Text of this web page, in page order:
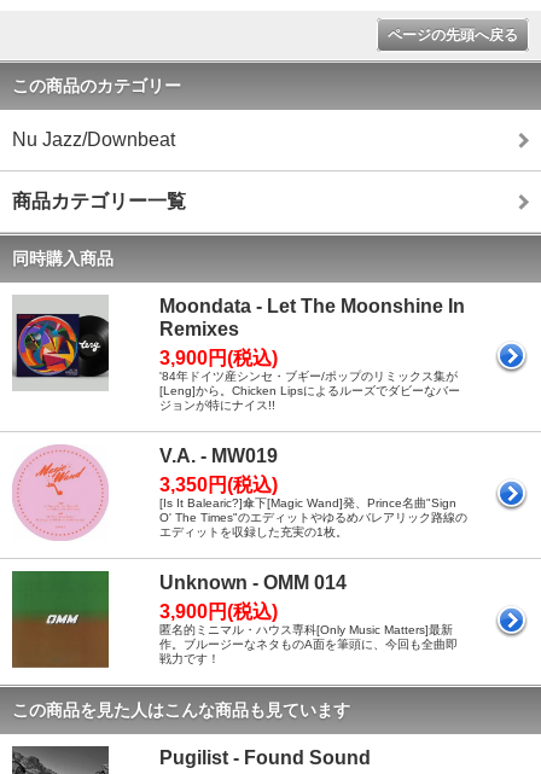
ページの先頭へ戻る
この商品のカテゴリー
Nu Jazz/Downbeat
商品カテゴリー一覧
同時購入商品
Moondata - Let The Moonshine In
Remixes
3,900円(税込)
'84年ドイツ産シンセ・ブギー/ポップのリミックス集が
[Leng]から。Chicken Lipsによるルーズでダビーなバー
ジョンが特にナイス!!
V.A. - MW019
3,350円(税込)
[Is It Balearic?]傘下[Magic Wand]発、Prince名曲"Sign
O' The Times"のエディットやゆるめバレアリック路線の
エディットを収録した充実の1枚。
Unknown - OMM 014
3,900円(税込)
匿名的ミニマル・ハウス専科[Only Music Matters]最新
作。ブルージーなネタものA面を筆頭に、今回も全曲即
戦力です！
この商品を見た人はこんな商品も見ています
Pugilist - Found Sound